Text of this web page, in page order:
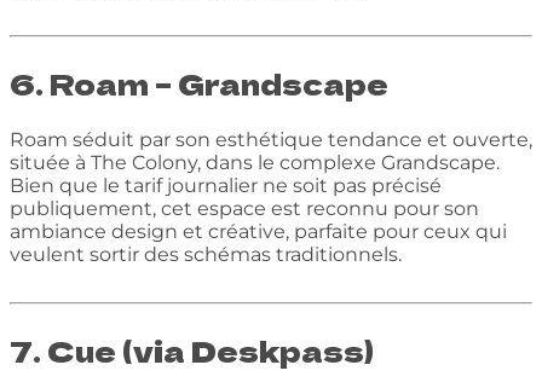
6. Roam – Grandscape
Roam séduit par son esthétique tendance et ouverte,
située à The Colony, dans le complexe Grandscape.
Bien que le tarif journalier ne soit pas précisé
publiquement, cet espace est reconnu pour son
ambiance design et créative, parfaite pour ceux qui
veulent sortir des schémas traditionnels.
7. Cue (via Deskpass)